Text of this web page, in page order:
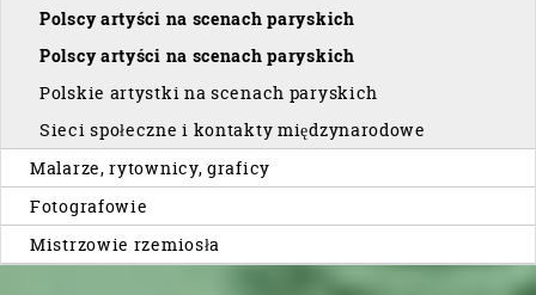
Polscy artyści na scenach paryskich
Polscy artyści na scenach paryskich
Polskie artystki na scenach paryskich
Sieci społeczne i kontakty międzynarodowe
Malarze, rytownicy, graficy
Fotografowie
Mistrzowie rzemiosła